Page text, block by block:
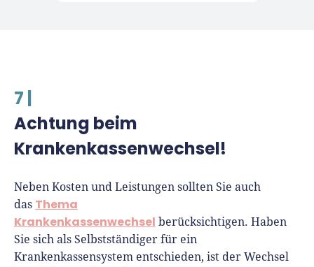
7 |
Achtung beim
Krankenkassenwechsel!
Neben Kosten und Leistungen sollten Sie auch
das Thema
Krankenkassenwechsel berücksichtigen. Haben
Sie sich als Selbstständiger für ein
Krankenkassensystem entschieden, ist der Wechsel